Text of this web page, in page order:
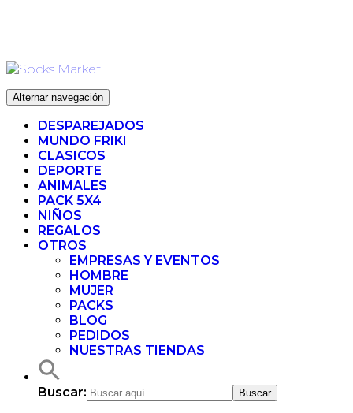
Alternar navegación
DESPAREJADOS
MUNDO FRIKI
CLASICOS
DEPORTE
ANIMALES
PACK 5X4
NIÑOS
REGALOS
OTROS
EMPRESAS Y EVENTOS
HOMBRE
MUJER
PACKS
BLOG
PEDIDOS
NUESTRAS TIENDAS
Buscar: